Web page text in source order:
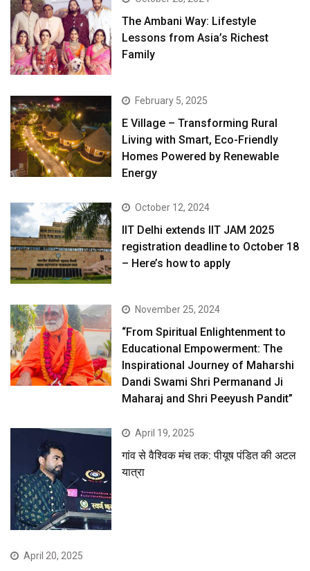
The Ambani Way: Lifestyle
Lessons from Asia’s Richest
Family
February 5, 2025
E Village – Transforming Rural
Living with Smart, Eco-Friendly
Homes Powered by Renewable
Energy
October 12, 2024
IIT Delhi extends IIT JAM 2025
registration deadline to October 18
– Here’s how to apply
November 25, 2024
“From Spiritual Enlightenment to
Educational Empowerment: The
Inspirational Journey of Maharshi
Dandi Swami Shri Permanand Ji
Maharaj and Shri Peeyush Pandit”
April 19, 2025
गांव से वैश्विक मंच तक: पीयूष पंडित की अटल
यात्रा
April 20, 2025